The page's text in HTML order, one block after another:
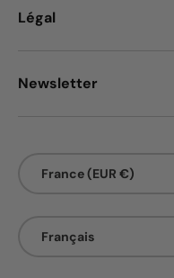
Légal
Newsletter
France (EUR €)
Français